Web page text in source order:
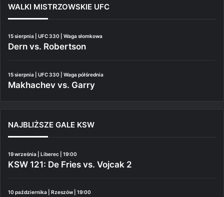
WALKI MISTRZOWSKIE UFC
15 sierpnia | UFC 330 | Waga słomkowa
Dern vs. Robertson
15 sierpnia | UFC 330 | Waga półśrednia
Makhachev vs. Garry
NAJBLIŻSZE GALE KSW
19 września | Liberec | 19:00
KSW 121: De Fries vs. Vojcak 2
10 października | Rzeszów | 19:00